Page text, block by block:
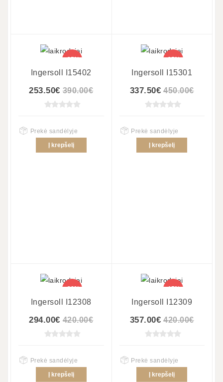
-35%
Ingersoll I15402
253.50€ 390.00€
Prekė sandėlyje
Į krepšelį
-25%
Ingersoll I15301
337.50€ 450.00€
Prekė sandėlyje
Į krepšelį
-30%
Ingersoll I12308
294.00€ 420.00€
Prekė sandėlyje
Į krepšelį
-15%
Ingersoll I12309
357.00€ 420.00€
Prekė sandėlyje
Į krepšelį